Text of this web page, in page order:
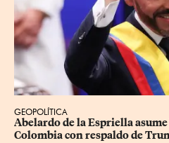
GEOPOLÍTICA
Abelardo de la Espriella
Colombia con respaldo de